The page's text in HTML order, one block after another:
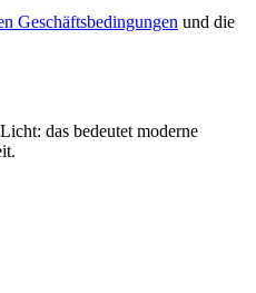
Geschäftsbedingungen und die
das bedeutet moderne